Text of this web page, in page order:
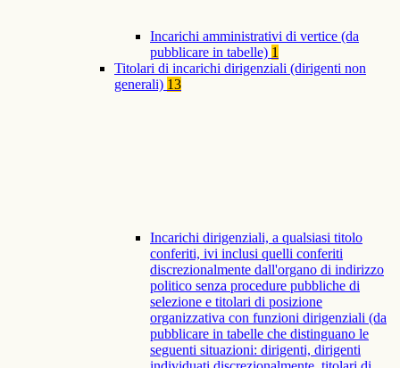
Incarichi amministrativi di vertice (da
pubblicare in tabelle) 1
Titolari di incarichi dirigenziali (dirigenti non
generali) 13
Incarichi dirigenziali, a qualsiasi titolo
conferiti, ivi inclusi quelli conferiti
discrezionalmente dall'organo di indirizzo
politico senza procedure pubbliche di
selezione e titolari di posizione
organizzativa con funzioni dirigenziali (da
pubblicare in tabelle che distinguano le
seguenti situazioni: dirigenti, dirigenti